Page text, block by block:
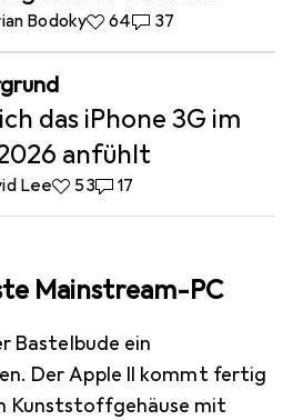
Bodoky64 Likes
6437 Kommentare
37
das iPhone 3G im
anfühlt
Lee53 Likes
5317 Kommentare
17
Mainstream-PC
Bastelbude ein
Der Apple II kommt fertig
Kunststoffgehäuse mit